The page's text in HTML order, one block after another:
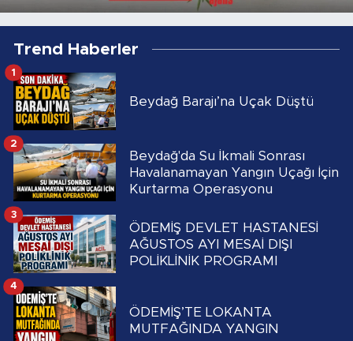
Trend Haberler
Beydağ Barajı’na Uçak Düştü
1
Beydağ'da Su İkmali Sonrası
Havalanamayan Yangın Uçağı İçin
Kurtarma Operasyonu
2
ÖDEMİŞ DEVLET HASTANESİ
AĞUSTOS AYI MESAİ DIŞI
POLİKLİNİK PROGRAMI
3
ÖDEMİŞ’TE LOKANTA
MUTFAĞINDA YANGIN
4